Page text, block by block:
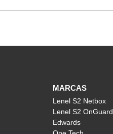
MARCAS
Lenel S2 Netbox
Lenel S2 OnGuard
Edwards